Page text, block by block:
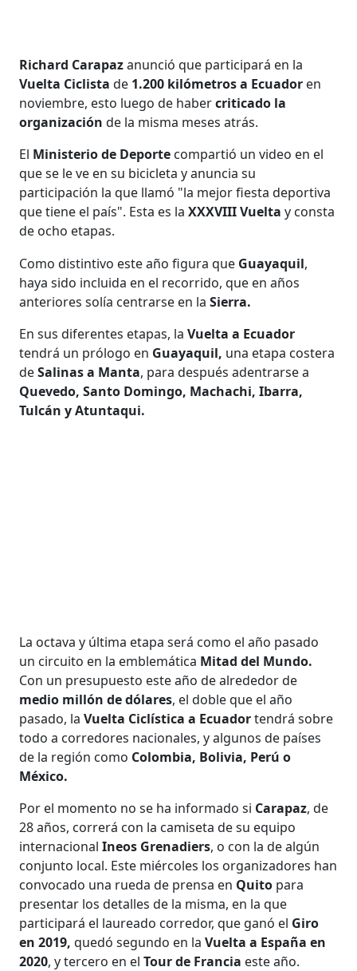
Richard Carapazanunció que participará en la
Vuelta Ciclistade 1.200 kilómetros a Ecuador en
noviembre, esto luego de habercriticado la
organización de la misma meses atrás.
El Ministerio de Deporte compartió un video en el
que se le ve en su bicicleta y anuncia su
participación la que llamó "la mejor fiesta deportiva
que tiene el país". Esta es la XXXVIII Vuelta y consta
de ocho etapas.
Como distintivo este año figura que Guayaquil,
haya sido incluida en el recorrido, que en años
anteriores solía centrarse en laSierra.
En sus diferentes etapas, laVuelta a Ecuador
tendrá un prólogo en Guayaquil, una etapa costera
deSalinas a Manta, para después adentrarse a
Quevedo, Santo Domingo, Machachi, Ibarra,
Tulcán y Atuntaqui.
La octava y última etapa será como el año pasado
un circuito en la emblemática Mitad del Mundo.
Con un presupuesto este año de alrededor de
medio millón de dólares, el doble que el año
pasado, laVuelta Ciclística a Ecuadortendrá sobre
todo a corredores nacionales, y algunos de países
de la región como Colombia, Bolivia, Perú o
México.
Por el momento no se ha informado si Carapaz, de
28 años, correrá con la camiseta de su equipo
internacionalIneos Grenadiers, o con la de algún
conjunto local. Este miércoles los organizadores han
convocado una rueda de prensa en Quito para
presentar los detalles de la misma, en la que
participará el laureado corredor, que ganó el Giro
en 2019, quedó segundo en laVuelta a España en
2020, y tercero en el Tour de Francia este año.